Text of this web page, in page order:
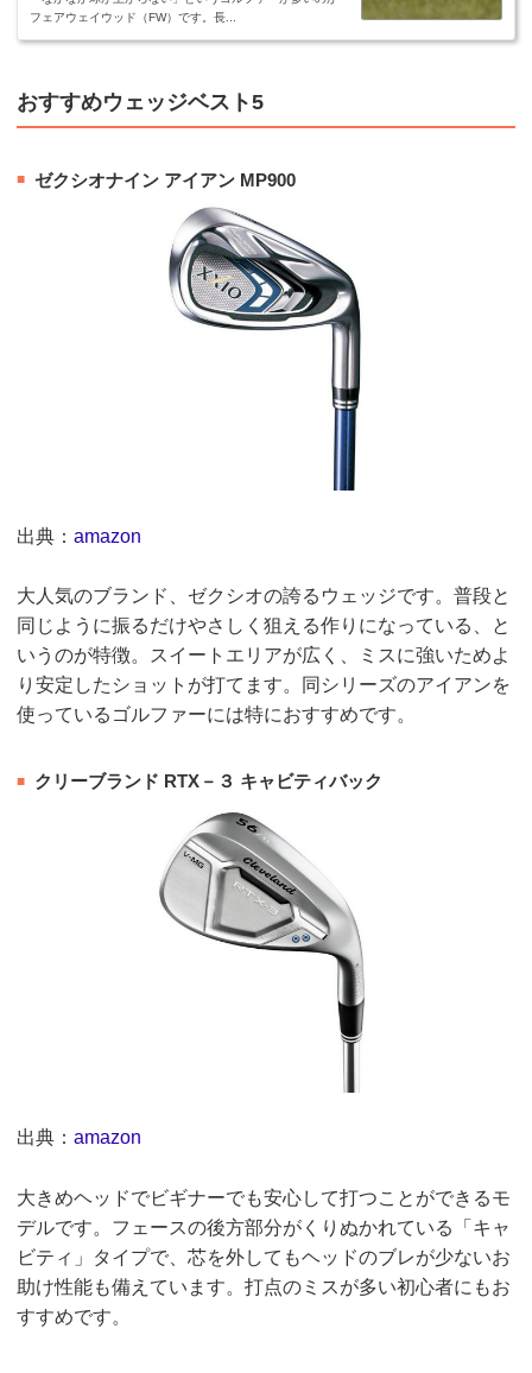
フェアウェイウッド（FW）です。長...
おすすめウェッジベスト5
ゼクシオナイン アイアン MP900
出典： amazon
大人気のブランド、ゼクシオの誇るウェッジです。普段と
同じように振るだけやさしく狙える作りになっている、と
いうのが特徴。スイートエリアが広く、ミスに強いためよ
り安定したショットが打てます。同シリーズのアイアンを
使っているゴルファーには特におすすめです。
クリーブランド RTX－３ キャビティバック
出典： amazon
大きめヘッドでビギナーでも安心して打つことができるモ
デルです。フェースの後方部分がくりぬかれている「キャ
ビティ」タイプで、芯を外してもヘッドのブレが少ないお
助け性能も備えています。打点のミスが多い初心者にもお
すすめです。